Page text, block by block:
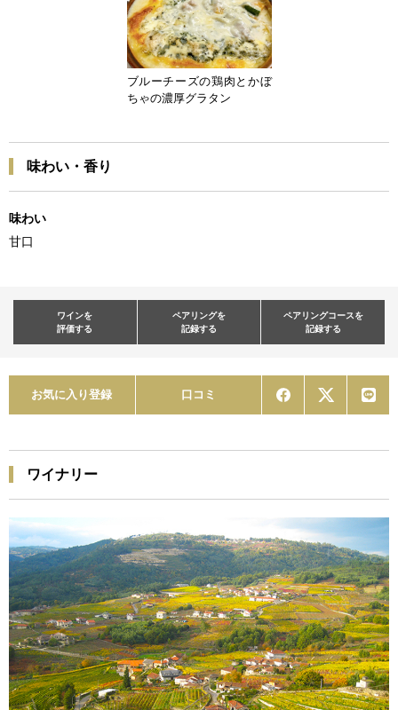
ブルーチーズの鶏肉とかぼ
ちゃの濃厚グラタン
味わい・香り
味わい
甘口
ワインを
評価する
ペアリングを
記録する
ペアリングコースを
記録する
お気に入り登録 口コミ
ワイナリー